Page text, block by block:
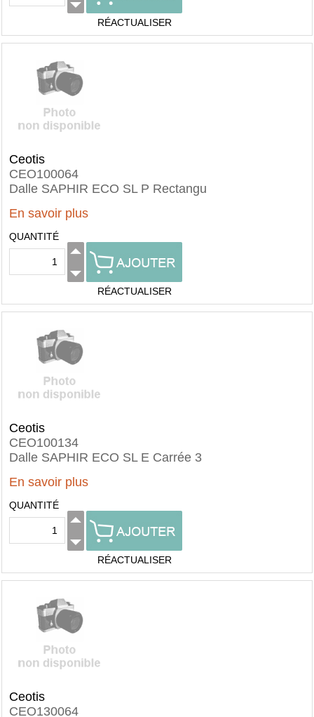
RÉACTUALISER
Ceotis
CEO100064
Dalle SAPHIR ECO SL P Rectangu
En savoir plus
QUANTITÉ
RÉACTUALISER
Ceotis
CEO100134
Dalle SAPHIR ECO SL E Carrée 3
En savoir plus
QUANTITÉ
RÉACTUALISER
Ceotis
CEO130064